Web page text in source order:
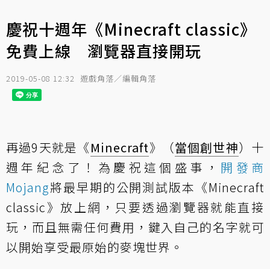
慶祝十週年《Minecraft classic》
免費上線 瀏覽器直接開玩
2019-05-08 12:32 遊戲角落／編輯角落
再過9天就是《Minecraft》（當個創世神）十
週年紀念了！為慶祝這個盛事， 開發商
Mojang將最早期的公開測試版本《Minecraft
classic》放上網，只要透過瀏覽器就能直接
玩，而且無需任何費用，鍵入自己的名字就可
以開始享受最原始的麥塊世界。